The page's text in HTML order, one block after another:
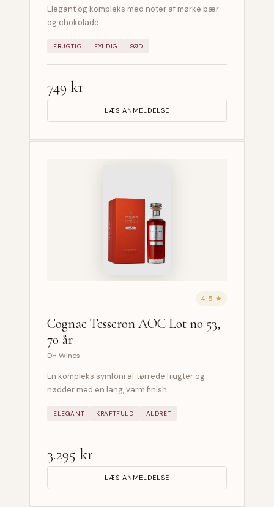
Elegant og kompleks med noter af mørke bær
og chokolade.
FRUGTIG FYLDIG SØD
749 kr
LÆS ANMELDELSE
4.5 ★
Cognac Tesseron AOC Lot no 53,
70 år
DH Wines
En kompleks symfoni af tørrede frugter og
nødder med en lang, varm finish.
ELEGANT KRAFTFULD ALDRET
3.295 kr
LÆS ANMELDELSE